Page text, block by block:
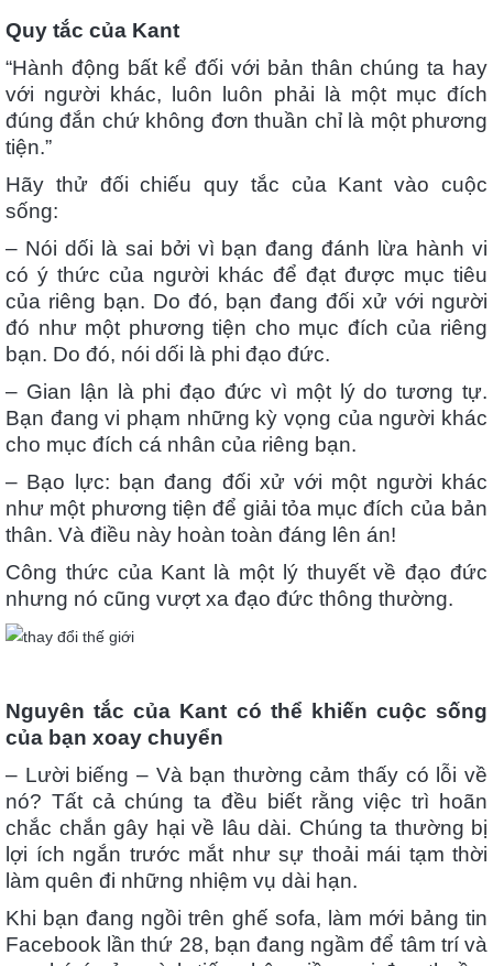
Quy tắc của Kant
“Hành động bất kể đối với bản thân chúng ta hay
với người khác, luôn luôn phải là một mục đích
đúng đắn chứ không đơn thuần chỉ là một phương
tiện.”
Hãy thử đối chiếu quy tắc của Kant vào cuộc
sống:
– Nói dối là sai bởi vì bạn đang đánh lừa hành vi
có ý thức của người khác để đạt được mục tiêu
của riêng bạn. Do đó, bạn đang đối xử với người
đó như một phương tiện cho mục đích của riêng
bạn. Do đó, nói dối là phi đạo đức.
– Gian lận là phi đạo đức vì một lý do tương tự.
Bạn đang vi phạm những kỳ vọng của người khác
cho mục đích cá nhân của riêng bạn.
– Bạo lực: bạn đang đối xử với một người khác
như một phương tiện để giải tỏa mục đích của bản
thân. Và điều này hoàn toàn đáng lên án!
Công thức của Kant là một lý thuyết về đạo đức
nhưng nó cũng vượt xa đạo đức thông thường.
Nguyên tắc của Kant có thể khiến cuộc sống
của bạn xoay chuyển
– Lười biếng – Và bạn thường cảm thấy có lỗi về
nó? Tất cả chúng ta đều biết rằng việc trì hoãn
chắc chắn gây hại về lâu dài. Chúng ta thường bị
lợi ích ngắn trước mắt như sự thoải mái tạm thời
làm quên đi những nhiệm vụ dài hạn.
Khi bạn đang ngồi trên ghế sofa, làm mới bảng tin
Facebook lần thứ 28, bạn đang ngầm để tâm trí và